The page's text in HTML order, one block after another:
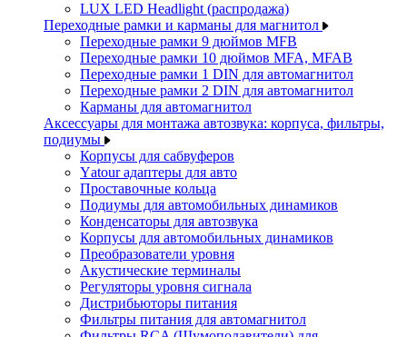
LUX LED Headlight (распродажа)
Переходные рамки и карманы для магнитол
Переходные рамки 9 дюймов MFB
Переходные рамки 10 дюймов MFA, MFAB
Переходные рамки 1 DIN для автомагнитол
Переходные рамки 2 DIN для автомагнитол
Карманы для автомагнитол
Аксессуары для монтажа автозвука: корпуса, фильтры,
подиумы
Корпусы для сабвуферов
Yаtour адаптеры для авто
Проставочные кольца
Подиумы для автомобильных динамиков
Конденсаторы для автозвука
Корпусы для автомобильных динамиков
Преобразователи уровня
Акустические терминалы
Регуляторы уровня сигнала
Дистрибьюторы питания
Фильтры питания для автомагнитол